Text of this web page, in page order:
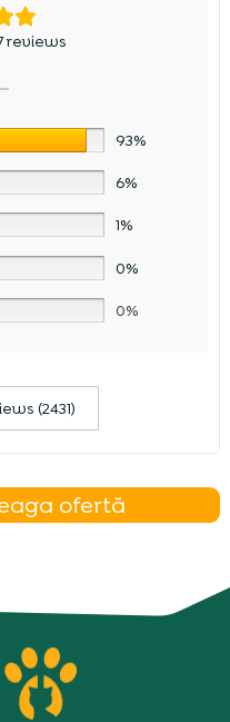
reviews
93%
6%
1%
0%
0%
(2431)
ofertă